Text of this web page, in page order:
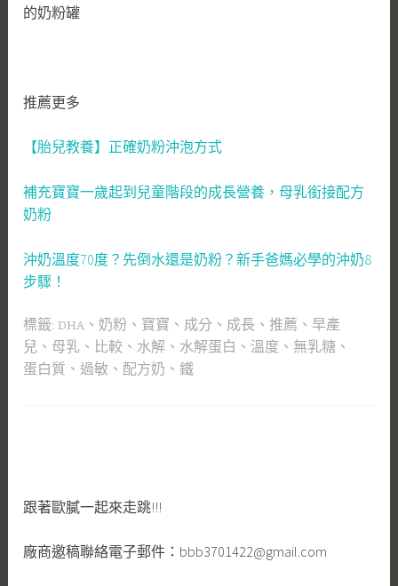
的奶粉罐
推薦更多
【胎兒教養】正確奶粉沖泡方式
補充寶寶一歲起到兒童階段的成長營養，母乳銜接配方
奶粉
沖奶溫度70度？先倒水還是奶粉？新手爸媽必學的沖奶8
步驟！
標籤:DHA 、奶粉 、 寶寶 、 成分 、 成長 、推薦 、 早產
兒 、 母乳 、 比較 、 水解 、 水解蛋白 、 溫度 、 無乳糖 、
蛋白質 、過敏 、 配方奶 、鐵
跟著歐膩一起來走跳!!!
廠商邀稿聯絡電子郵件：bbb3701422@gmail.com